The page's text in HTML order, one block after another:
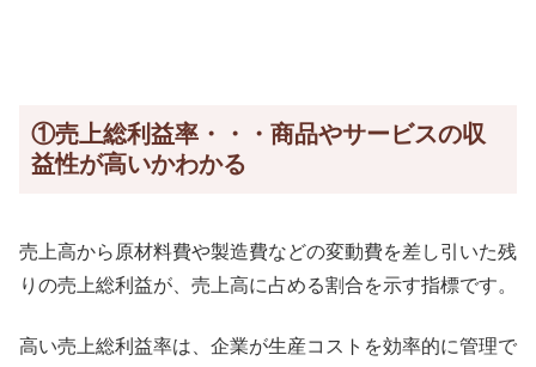
①売上総利益率・・・商品やサービスの収
益性が高いかわかる
売上高から原材料費や製造費などの変動費を差し引いた残
りの売上総利益が、売上高に占める割合を示す指標です。
高い売上総利益率は、企業が生産コストを効率的に管理で